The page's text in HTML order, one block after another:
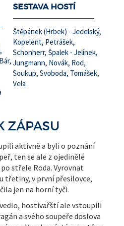
SESTAVA HOSTÍ
Štěpánek (Hrbek) - Jedelský,
Kopelent, Petrášek,
Schonherr, Špalek - Jelínek,
Jungmann, Novák, Rod,
Soukup, Svoboda, Tomášek,
Vela
ZÁPASU
aktivně a byli o poznání
ten se ale z ojedinělé
střele Roda. Vyrovnat
třetiny, v první přesilovce,
jen na horní tyči.
hostivařští ale vstoupili
a svého soupeře doslova